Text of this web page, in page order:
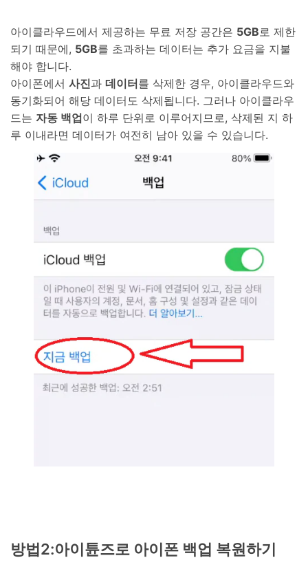
아이클라우드에서 제공하는 무료 저장 공간은 5GB로 제한
되기 때문에, 5GB를 초과하는 데이터는 추가 요금을 지불
해야 합니다.
아이폰에서 사진과 데이터를 삭제한 경우, 아이클라우드와
동기화되어 해당 데이터도 삭제됩니다. 그러나 아이클라우
드는 자동 백업이 하루 단위로 이루어지므로, 삭제된 지 하
루 이내라면 데이터가 여전히 남아 있을 수 있습니다.
방법2:아이튠즈로 아이폰 백업 복원하기